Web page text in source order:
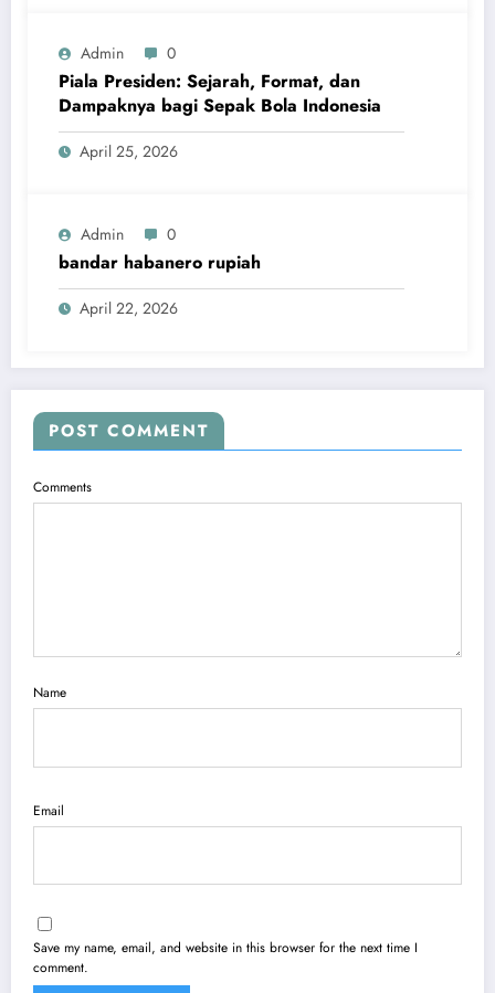
Admin 0
Piala Presiden: Sejarah, Format, dan
Dampaknya bagi Sepak Bola Indonesia
April 25, 2026
Admin 0
bandar habanero rupiah
April 22, 2026
POST COMMENT
Comments
Name
Email
Save my name, email, and website in this browser for the next time I
comment.